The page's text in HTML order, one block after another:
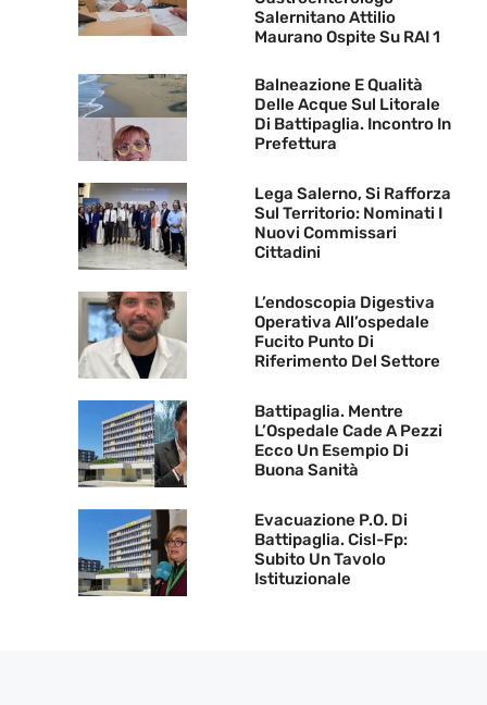
Salernitano Attilio
Maurano Ospite Su RAI 1
Balneazione E Qualità
Delle Acque Sul Litorale
Di Battipaglia. Incontro In
Prefettura
Lega Salerno, Si Rafforza
Sul Territorio: Nominati I
Nuovi Commissari
Cittadini
L’endoscopia Digestiva
Operativa All’ospedale
Fucito Punto Di
Riferimento Del Settore
Battipaglia. Mentre
L’Ospedale Cade A Pezzi
Ecco Un Esempio Di
Buona Sanità
Evacuazione P.O. Di
Battipaglia. Cisl-Fp:
Subito Un Tavolo
Istituzionale